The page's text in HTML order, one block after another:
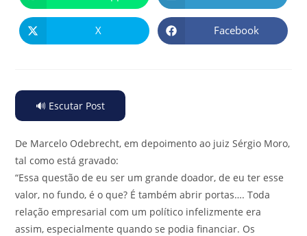
X Facebook
🔊 Escutar Post
De Marcelo Odebrecht, em depoimento ao juiz Sérgio Moro,
tal como está gravado:
“Essa questão de eu ser um grande doador, de eu ter esse
valor, no fundo, é o que? É também abrir portas…. Toda
relação empresarial com um político infelizmente era
assim, especialmente quando se podia financiar. Os